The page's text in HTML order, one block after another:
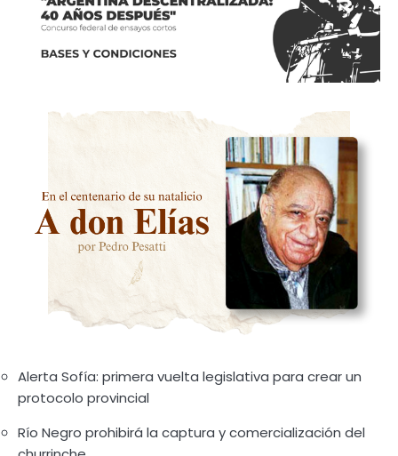
Alerta Sofía: primera vuelta legislativa para crear un
protocolo provincial
Río Negro prohibirá la captura y comercialización del